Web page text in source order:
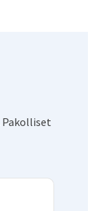
Pakolliset